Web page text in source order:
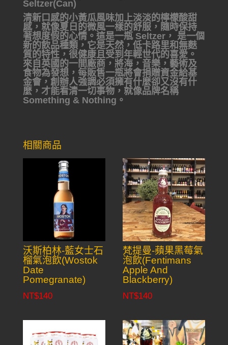
Seltzer(Can)
清新口感的小黃瓜風味加上淡淡的檸檬酸甜
感，就像夏日的微風一樣的舒服，隨時保持
著想度假的心情。這是一瓶 Seltzer， 是一個
新的飲品種類，它是天然，低卡路里和無麩
質的特性，很健康且受到年輕世代的喜愛。
來自英國的一間廠商，將海，音樂，藝術及
食物為發想，每販售一瓶將會捐贈資金給基
金會，創辦人強調必須擁有什麼卻又沒有什
麼，才能看清一切事物，就像品牌名稱
Something & Nothing。
相關商品
沃斯柏林-藍女士石
榴氣泡飲(Wostok
Date
Pomegranate)
NT$140
梵提曼-蘋果黑莓氣
泡飲(Fentimans
Apple And
Blackberry)
NT$140